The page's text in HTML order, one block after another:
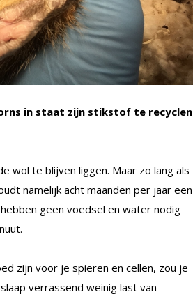
in staat zijn stikstof te recyclen
wol te blijven liggen. Maar zo lang als
namelijk acht maanden per jaar een
geen voedsel en water nodig
zijn voor je spieren en cellen, zou je
verrassend weinig last van